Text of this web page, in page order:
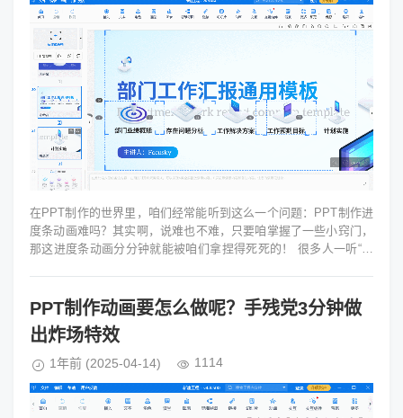
在PPT制作的世界里，咱们经常能听到这么一个问题：PPT制作进
度条动画难吗？其实啊，说难也不难，只要咱掌握了一些小窍门，
那这进度条动画分分钟就能被咱们拿捏得死死的！ 很多人一听“动
PPT制作动画要怎么做呢？手残党3分钟做
出炸场特效
1年前 (2025-04-14) 1114